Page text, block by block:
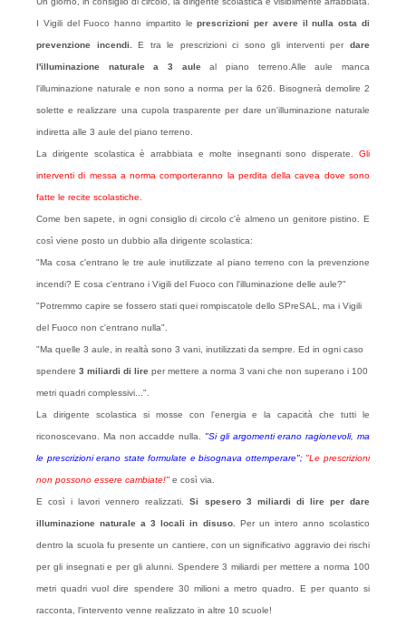
I Vigili del Fuoco hanno impartito leprescrizioni per avere il nulla osta di
prevenzione incendi. E tra le prescrizioni ci sono gli interventi perdare
l'illuminazione naturale a 3 auleal piano terreno.Alle aule manca
l'illuminazione naturale e non sono a norma per la 626. Bisognerà demolire 2
solette e realizzare una cupola trasparente per dare un'illuminazione naturale
indiretta alle 3 aule del piano terreno.
La dirigente scolastica è arrabbiata e molte insegnanti sono disperate. Gli
interventi di messa a norma comporteranno la perdita della cavea dove sono
fatte le recite scolastiche.
Come ben sapete, in ogni consiglio di circolo c'è almeno un genitore pistino. E
così viene posto un dubbio alla dirigente scolastica:
"Ma cosa c'entrano le tre aule inutilizzate al piano terreno con la prevenzione
incendi? E cosa c'entrano i Vigili del Fuoco con l'illuminazione delle aule?"
"Potremmo capire se fossero stati quei rompiscatole dello SPreSAL, ma i Vigili
del Fuoco non c'entrano nulla".
"Ma quelle 3 aule, in realtà sono 3 vani, inutilizzati da sempre. Ed in ogni caso
spendere 3 miliardi di lire per mettere a norma 3 vani che non superano i 100
metri quadri complessivi...".
La dirigente scolastica si mosse con l'energia e la capacità che tutti le
riconoscevano. Ma non accadde nulla. "Si gli argomenti erano ragionevoli, ma
le prescrizioni erano state formulate e bisognava ottemperare"; "Le prescrizioni
non possono essere cambiate!" e così via.
E così i lavori vennero realizzati.Si spesero 3 miliardi di lire per dare
illuminazione naturale a 3 locali in disuso. Per un intero anno scolastico
dentro la scuola fu presente un cantiere, con un significativo aggravio dei rischi
per gli insegnati e per gli alunni. Spendere 3 miliardi per mettere a norma 100
metri quadri vuol dire spendere 30 milioni a metro quadro. E per quanto si
racconta, l'intervento venne realizzato in altre 10 scuole!